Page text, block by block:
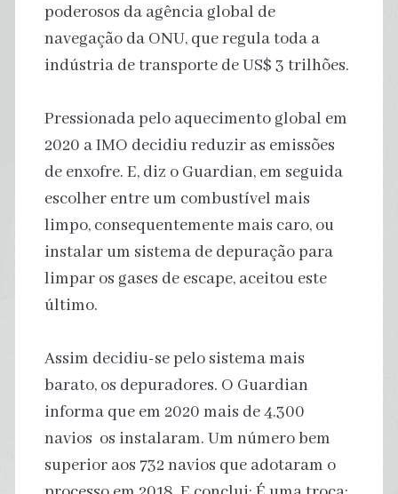
poderosos da agência global de
navegação da ONU, que regula toda a
indústria de transporte de US$ 3 trilhões.
Pressionada pelo aquecimento global em
2020 a IMO decidiu reduzir as emissões
de enxofre. E, diz o Guardian, em seguida
escolher entre um combustível mais
limpo, consequentemente mais caro, ou
instalar um sistema de depuração para
limpar os gases de escape, aceitou este
último.
Assim decidiu-se pelo sistema mais
barato, os depuradores. O Guardian
informa que em 2020 mais de 4.300
navios os instalaram. Um número bem
superior aos 732 navios que adotaram o